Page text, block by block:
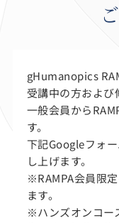
gHumanopics
受講中の方および
一般会員から
す。
下記Googleフォ
し上げます。
※RAMPA会員限
ます。
※ハンズオンコー